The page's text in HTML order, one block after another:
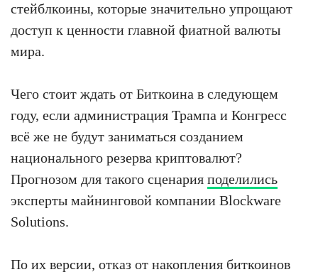
стейблкоины, которые значительно упрощают
доступ к ценности главной фиатной валюты
мира.
Чего стоит ждать от Биткоина в следующем
году, если администрация Трампа и Конгресс
всё же не будут заниматься созданием
национального резерва криптовалют?
Прогнозом для такого сценария поделились
эксперты майнинговой компании Blockware
Solutions.
По их версии, отказ от накопления биткоинов